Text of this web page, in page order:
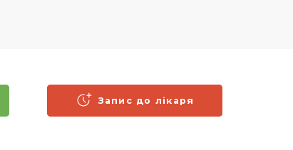
Запис до лікаря